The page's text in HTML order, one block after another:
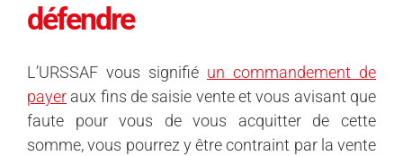
défendre
L’URSSAF vous signifié un commandement de
payer aux fins de saisie vente et vous avisant que
faute pour vous de vous acquitter de cette
somme, vous pourrez y être contraint par la vente